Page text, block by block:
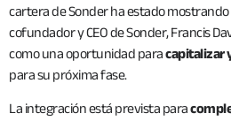
cartera de Sonder ha estado mostrando
cofundador y CEO de Sonder, Francis
como una oportunidad paracapitalizar
para su próxima fase.
La integración está prevista para